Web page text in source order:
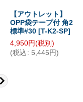
【アウトレット】
OPP袋テープ付 角2
標準#30 [T-K2-SP]
4,950円(税別)
(税込 : 5,445 円)